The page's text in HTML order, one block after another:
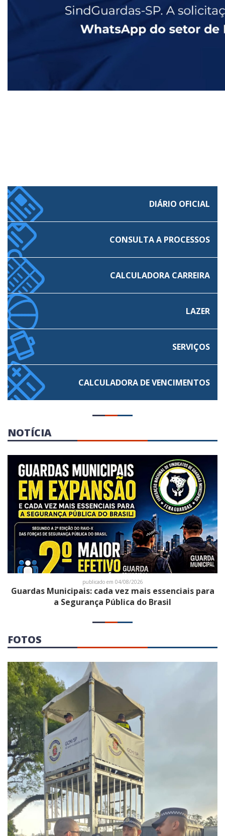
DIÁRIO OFICIAL
CONSULTA A PROCESSOS
CALCULADORA CARREIRA
LAZER
SERVIÇOS
CALCULADORA DE VENCIMENTOS
NOTÍCIA
publicado em 04/08/2026
Guardas Municipais: cada vez mais essenciais para
a Segurança Pública do Brasil
FOTOS